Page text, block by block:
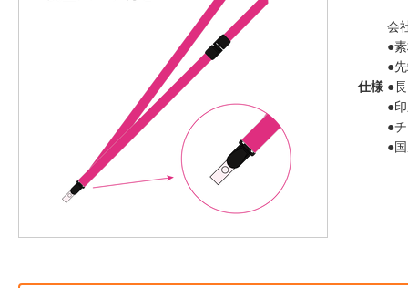
仕様
会
●
●
●
●
●
●